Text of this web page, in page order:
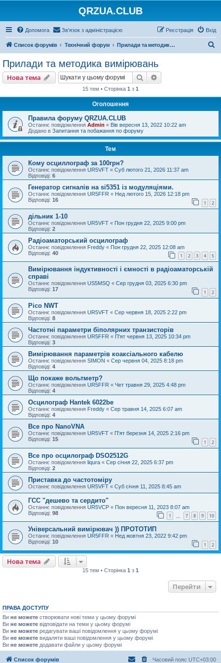
QRZUA.CLUB
Допомога Зв'язок з адміністрацією Вхід
Реєстрація
Список форумів Технічний форум Прилади та методика вимірювань
Прилади та методика вимірювань
Нова тема Пошук
15 тем • Сторінка 1 з 1
Оголошення
Правила форуму QRZUA.CLUB
Останнє повідомлення Admin « Вів вересня 13, 2022 10:22 am
Додано в Запитання та побажання по форуму
Тем
Кому осциллограф за 100грн?
Останнє повідомлення UR5VFT « Суб лютого 21, 2026 11:37 am
Відповіді: 6
Генератор сигналів на si5351 із модуляціями.
Останнє повідомлення UR5FFR « Нед лютого 15, 2026 12:18 pm
Відповіді: 16 1 2
дільник 1-10
Останнє повідомлення UR5VFT « Пон грудня 22, 2025 9:00 pm
Відповіді: 2
Радіоаматорський осцилограф
Останнє повідомлення Freddy « Пон грудня 22, 2025 12:08 am
Відповіді: 40 1 2 3 4 5
Вимірювання індуктивності і ємності в радіоаматорській
справі
Останнє повідомлення US5MSQ « Сер грудня 03, 2025 6:30 pm
Відповіді: 17 1 2
Pico NWT
Останнє повідомлення UR5VFT « Сер червня 18, 2025 2:22 pm
Відповіді: 8
Частотні параметри біполярних транзисторів
Останнє повідомлення UR5FFR « П'ят червня 13, 2025 10:34 pm
Відповіді: 3
Вимірювання параметрів коаксіального кабелю
Останнє повідомлення SIMON « Сер червня 04, 2025 8:18 pm
Відповіді: 4
Що покаже вольтметр?
Останнє повідомлення UR5FFR « Чет травня 29, 2025 4:48 pm
Відповіді: 4
Осцилограф Hantek 6022be
Останнє повідомлення Freddy « Сер травня 14, 2025 6:07 am
Відповіді: 4
Все про NanoVNA
Останнє повідомлення UR5VFT « П'ят березня 14, 2025 2:16 pm
Відповіді: 15 1 2
Все про осцилограф DSO2512G
Останнє повідомлення liqura « Сер січня 22, 2025 6:37 pm
Відповіді: 2
Приставка до частотоміру
Останнє повідомлення UR5VFT « Суб січня 11, 2025 8:45 am
ГСС "дешево та сердито"
Останнє повідомлення UR5VCP « Пон вересня 11, 2023 8:07 am
Відповіді: 98 1 7 8 9 10
Універсальний вимірювач )) ПРОТОТИП
Останнє повідомлення UR5FFR « Нед жовтня 23, 2022 9:42 pm
Відповіді: 10 1 2
Нова тема
15 тем • Сторінка 1 з 1
Перейти
ПРАВА ДОСТУПУ
Ви не можете створювати нові теми у цьому форумі
Ви не можете відповідати на теми у цьому форумі
Ви не можете редагувати ваші повідомлення у цьому форумі
Ви не можете видаляти ваші повідомлення у цьому форумі
Ви не можете додавати файли у цьому форумі
Список форумів Часовий пояс UTC+03:00